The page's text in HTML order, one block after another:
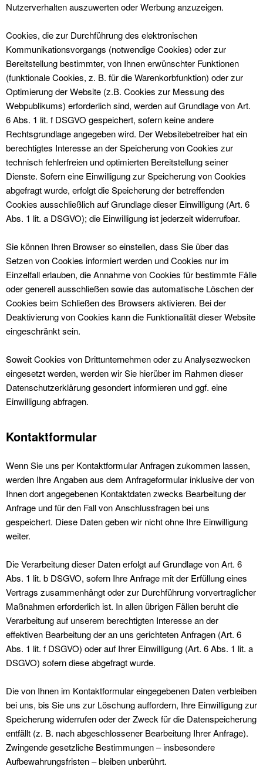
Nutzerverhalten auszuwerten oder Werbung anzuzeigen.
Cookies, die zur Durchführung des elektronischen
Kommunikationsvorgangs (notwendige Cookies) oder zur
Bereitstellung bestimmter, von Ihnen erwünschter Funktionen
(funktionale Cookies, z. B. für die Warenkorbfunktion) oder zur
Optimierung der Website (z.B. Cookies zur Messung des
Webpublikums) erforderlich sind, werden auf Grundlage von Art.
6 Abs. 1 lit. f DSGVO gespeichert, sofern keine andere
Rechtsgrundlage angegeben wird. Der Websitebetreiber hat ein
berechtigtes Interesse an der Speicherung von Cookies zur
technisch fehlerfreien und optimierten Bereitstellung seiner
Dienste. Sofern eine Einwilligung zur Speicherung von Cookies
abgefragt wurde, erfolgt die Speicherung der betreffenden
Cookies ausschließlich auf Grundlage dieser Einwilligung (Art. 6
Abs. 1 lit. a DSGVO); die Einwilligung ist jederzeit widerrufbar.
Sie können Ihren Browser so einstellen, dass Sie über das
Setzen von Cookies informiert werden und Cookies nur im
Einzelfall erlauben, die Annahme von Cookies für bestimmte Fälle
oder generell ausschließen sowie das automatische Löschen der
Cookies beim Schließen des Browsers aktivieren. Bei der
Deaktivierung von Cookies kann die Funktionalität dieser Website
eingeschränkt sein.
Soweit Cookies von Drittunternehmen oder zu Analysezwecken
eingesetzt werden, werden wir Sie hierüber im Rahmen dieser
Datenschutzerklärung gesondert informieren und ggf. eine
Einwilligung abfragen.
Kontaktformular
Wenn Sie uns per Kontaktformular Anfragen zukommen lassen,
werden Ihre Angaben aus dem Anfrageformular inklusive der von
Ihnen dort angegebenen Kontaktdaten zwecks Bearbeitung der
Anfrage und für den Fall von Anschlussfragen bei uns
gespeichert. Diese Daten geben wir nicht ohne Ihre Einwilligung
weiter.
Die Verarbeitung dieser Daten erfolgt auf Grundlage von Art. 6
Abs. 1 lit. b DSGVO, sofern Ihre Anfrage mit der Erfüllung eines
Vertrags zusammenhängt oder zur Durchführung vorvertraglicher
Maßnahmen erforderlich ist. In allen übrigen Fällen beruht die
Verarbeitung auf unserem berechtigten Interesse an der
effektiven Bearbeitung der an uns gerichteten Anfragen (Art. 6
Abs. 1 lit. f DSGVO) oder auf Ihrer Einwilligung (Art. 6 Abs. 1 lit. a
DSGVO) sofern diese abgefragt wurde.
Die von Ihnen im Kontaktformular eingegebenen Daten verbleiben
bei uns, bis Sie uns zur Löschung auffordern, Ihre Einwilligung zur
Speicherung widerrufen oder der Zweck für die Datenspeicherung
entfällt (z. B. nach abgeschlossener Bearbeitung Ihrer Anfrage).
Zwingende gesetzliche Bestimmungen – insbesondere
Aufbewahrungsfristen – bleiben unberührt.